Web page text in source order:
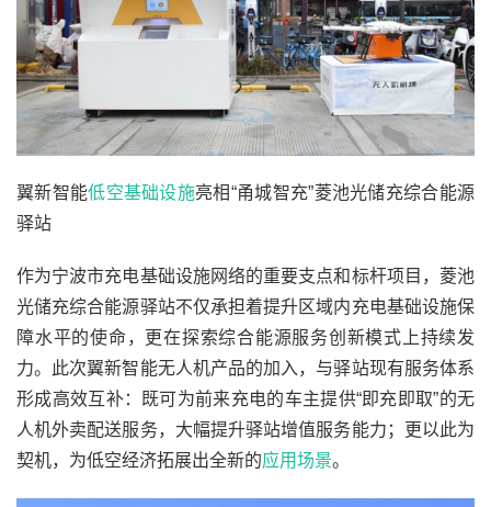
翼新智能低空基础设施亮相“甬城智充”菱池光储充综合能源
驿站
作为宁波市充电基础设施网络的重要支点和标杆项目，菱池
光储充综合能源驿站不仅承担着提升区域内充电基础设施保
障水平的使命，更在探索综合能源服务创新模式上持续发
力。此次翼新智能无人机产品的加入，与驿站现有服务体系
形成高效互补：既可为前来充电的车主提供“即充即取”的无
人机外卖配送服务，大幅提升驿站增值服务能力；更以此为
契机，为低空经济拓展出全新的应用场景。